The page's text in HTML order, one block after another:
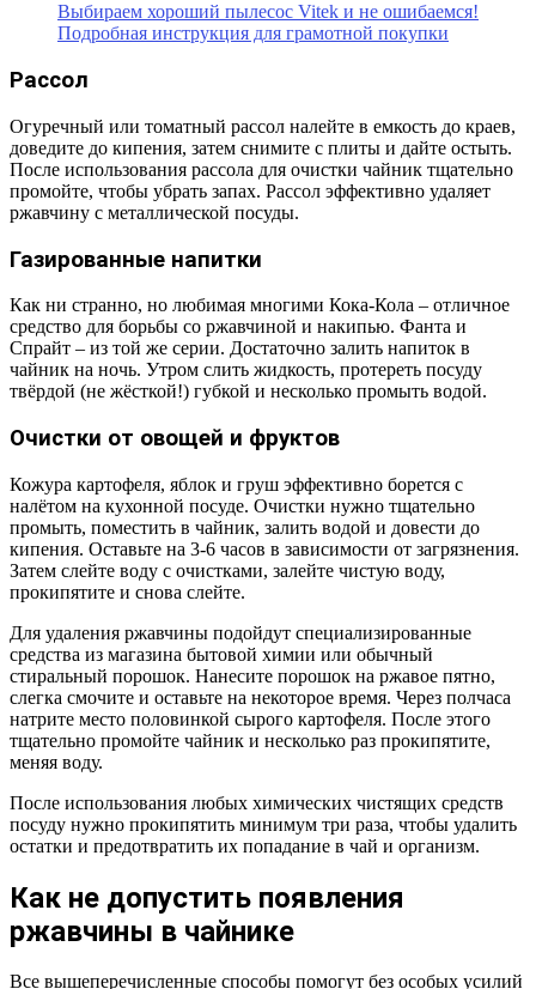
Выбираем хороший пылесос Vitek и не ошибаемся!
Подробная инструкция для грамотной покупки
Рассол
Огуречный или томатный рассол налейте в емкость до краев,
доведите до кипения, затем снимите с плиты и дайте остыть.
После использования рассола для очистки чайник тщательно
промойте, чтобы убрать запах. Рассол эффективно удаляет
ржавчину с металлической посуды.
Газированные напитки
Как ни странно, но любимая многими Кока-Кола – отличное
средство для борьбы со ржавчиной и накипью. Фанта и
Спрайт – из той же серии. Достаточно залить напиток в
чайник на ночь. Утром слить жидкость, протереть посуду
твёрдой (не жёсткой!) губкой и несколько промыть водой.
Очистки от овощей и фруктов
Кожура картофеля, яблок и груш эффективно борется с
налётом на кухонной посуде. Очистки нужно тщательно
промыть, поместить в чайник, залить водой и довести до
кипения. Оставьте на 3-6 часов в зависимости от загрязнения.
Затем слейте воду с очистками, залейте чистую воду,
прокипятите и снова слейте.
Для удаления ржавчины подойдут специализированные
средства из магазина бытовой химии или обычный
стиральный порошок. Нанесите порошок на ржавое пятно,
слегка смочите и оставьте на некоторое время. Через полчаса
натрите место половинкой сырого картофеля. После этого
тщательно промойте чайник и несколько раз прокипятите,
меняя воду.
После использования любых химических чистящих средств
посуду нужно прокипятить минимум три раза, чтобы удалить
остатки и предотвратить их попадание в чай и организм.
Как не допустить появления
ржавчины в чайнике
Все вышеперечисленные способы помогут без особых усилий